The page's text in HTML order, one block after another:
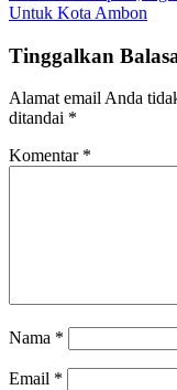
Untuk Kota Ambon
Tinggalkan
Alamat email Anda
ditandai *
Komentar *
Nama *
Email *